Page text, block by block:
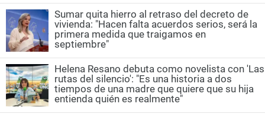
Sumar quita hierro al retraso del decreto de
vivienda: "Hacen falta acuerdos serios, será la
primera medida que traigamos en
septiembre"
Helena Resano debuta como novelista con 'Las
rutas del silencio': "Es una historia a dos
tiempos de una madre que quiere que su hija
entienda quién es realmente"